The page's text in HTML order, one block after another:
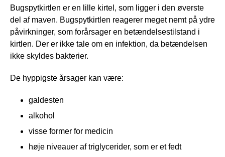
Bugspytkirtlen er en lille kirtel, som ligger i den øverste
del af maven. Bugspytkirtlen reagerer meget nemt på ydre
påvirkninger, som forårsager en betændelsestilstand i
kirtlen. Der er ikke tale om en infektion, da betændelsen
ikke skyldes bakterier.
De hyppigste årsager kan være:
galdesten
alkohol
visse former for medicin
høje niveauer af triglycerider, som er et fedt